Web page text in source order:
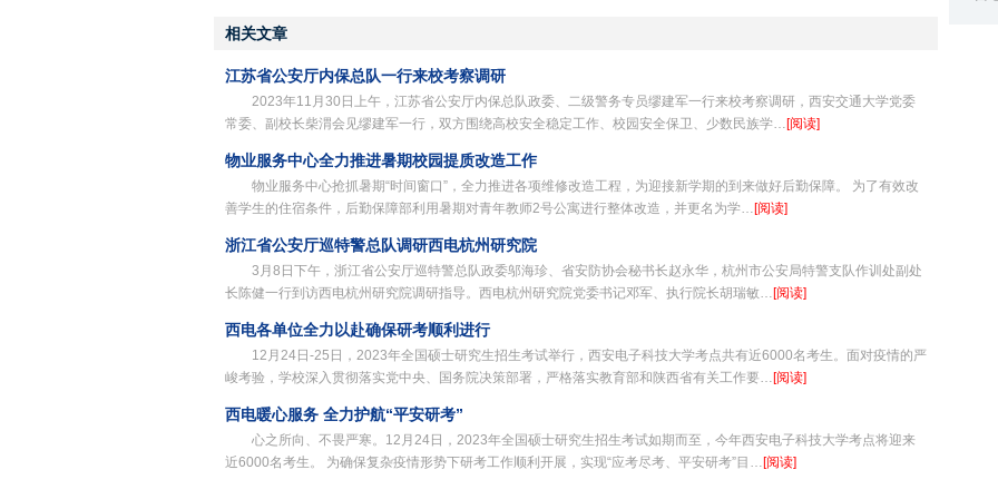
相关文章
江苏省公安厅内保总队一行来校考察调研
2023年11月30日上午，江苏省公安厅内保总队政委、二级警务专员缪建军一行来校考察调研，西安交通大学党委
常委、副校长柴渭会见缪建军一行，双方围绕高校安全稳定工作、校园安全保卫、少数民族学…[阅读]
物业服务中心全力推进暑期校园提质改造工作
物业服务中心抢抓暑期“时间窗口”，全力推进各项维修改造工程，为迎接新学期的到来做好后勤保障。 为了有效改
善学生的住宿条件，后勤保障部利用暑期对青年教师2号公寓进行整体改造，并更名为学…[阅读]
浙江省公安厅巡特警总队调研西电杭州研究院
3月8日下午，浙江省公安厅巡特警总队政委邬海珍、省安防协会秘书长赵永华，杭州市公安局特警支队作训处副处
长陈健一行到访西电杭州研究院调研指导。西电杭州研究院党委书记邓军、执行院长胡瑞敏…[阅读]
西电各单位全力以赴确保研考顺利进行
12月24日-25日，2023年全国硕士研究生招生考试举行，西安电子科技大学考点共有近6000名考生。面对疫情的严
峻考验，学校深入贯彻落实党中央、国务院决策部署，严格落实教育部和陕西省有关工作要…[阅读]
西电暖心服务 全力护航“平安研考”
心之所向、不畏严寒。12月24日，2023年全国硕士研究生招生考试如期而至，今年西安电子科技大学考点将迎来
近6000名考生。 为确保复杂疫情形势下研考工作顺利开展，实现“应考尽考、平安研考”目…[阅读]